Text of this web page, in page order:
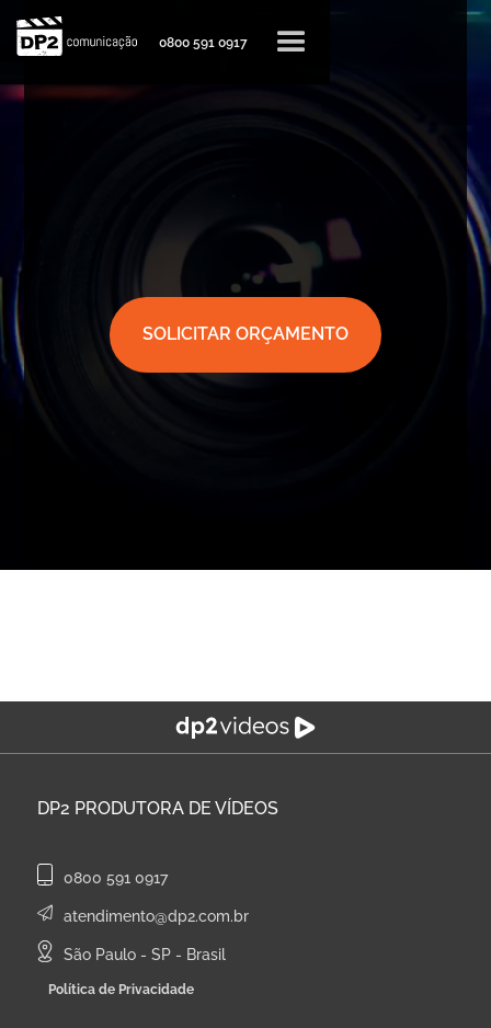
0800 591 0917
SOLICITAR ORÇAMENTO
DP2 PRODUTORA DE VÍDEOS
0800 591 0917
atendimento@dp2.com.br
São Paulo - SP - Brasil
Política de Privacidade